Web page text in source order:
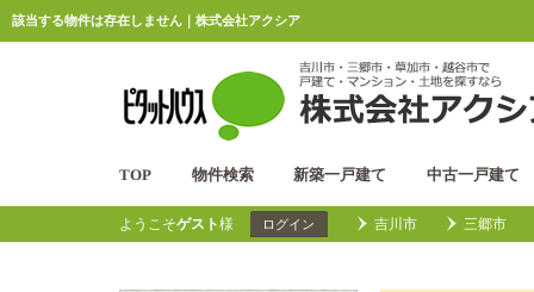
該当する物件は存在しません｜株式会社アクシア
TOP 物件検索 新築一戸建て 中古一戸建て
ようこそゲスト様 ログイン 吉川市 三郷市